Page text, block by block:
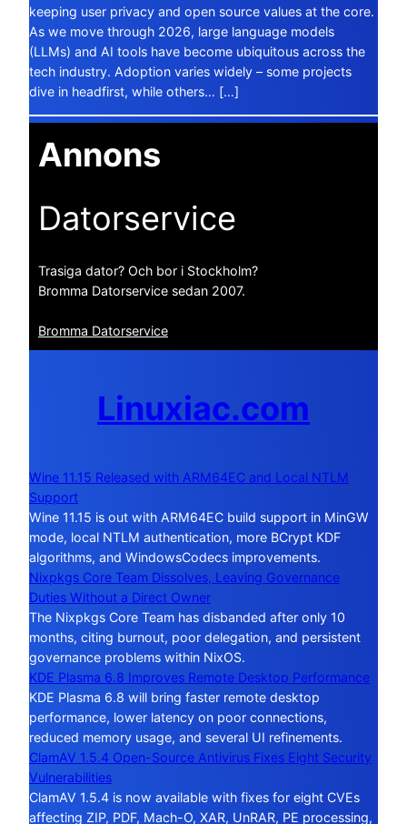
keeping user privacy and open source values at the core.
As we move through 2026, large language models
(LLMs) and AI tools have become ubiquitous across the
tech industry. Adoption varies widely – some projects
dive in headfirst, while others… […]
Annons
Datorservice
Trasiga dator? Och bor i Stockholm?
Bromma Datorservice sedan 2007.
Bromma Datorservice
Linuxiac.com
Wine 11.15 Released with ARM64EC and Local NTLM
Support
Wine 11.15 is out with ARM64EC build support in MinGW
mode, local NTLM authentication, more BCrypt KDF
algorithms, and WindowsCodecs improvements.
Nixpkgs Core Team Dissolves, Leaving Governance
Duties Without a Direct Owner
The Nixpkgs Core Team has disbanded after only 10
months, citing burnout, poor delegation, and persistent
governance problems within NixOS.
KDE Plasma 6.8 Improves Remote Desktop Performance
KDE Plasma 6.8 will bring faster remote desktop
performance, lower latency on poor connections,
reduced memory usage, and several UI refinements.
ClamAV 1.5.4 Open-Source Antivirus Fixes Eight Security
Vulnerabilities
ClamAV 1.5.4 is now available with fixes for eight CVEs
affecting ZIP, PDF, Mach-O, XAR, UnRAR, PE processing,